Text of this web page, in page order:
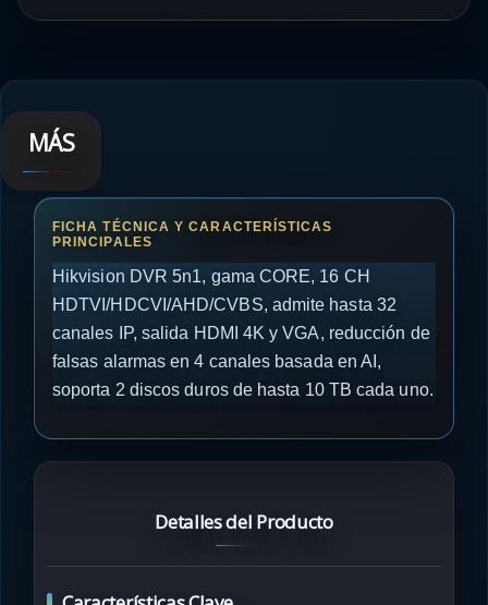
MÁS
Hikvision DVR 5n1, gama CORE, 16 CH
HDTVI/HDCVI/AHD/CVBS, admite hasta 32
canales IP, salida HDMI 4K y VGA, reducción de
falsas alarmas en 4 canales basada en AI,
soporta 2 discos duros de hasta 10 TB cada uno.
Detalles del Producto